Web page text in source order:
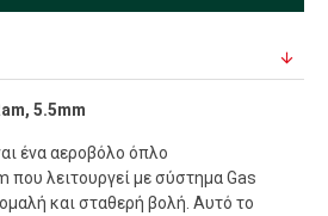
5.5mm
ένα αεροβόλο όπλο
που λειτουργεί με σύστημα Gas
και σταθερή βολή. Αυτό το